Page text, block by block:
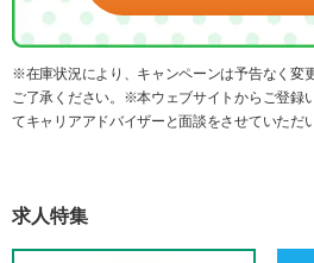
※在庫状況により、キャンペーンは予告なく変
ご了承ください。※本ウェブサイトからご登録
てキャリアアドバイザーと面談をさせていただ
求人特集